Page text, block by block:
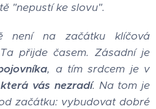
"nepustí ke slovu".
není na začátku klíčová
přijde časem. Zásadní je
, a tím srdcem je v
vás nezradí. Na tom je
začátku: vybudovat dobré